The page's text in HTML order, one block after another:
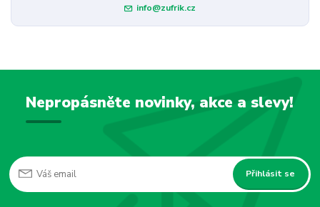
info@zufrik.cz
Nepropásněte novinky, akce a slevy!
Přihlásit se